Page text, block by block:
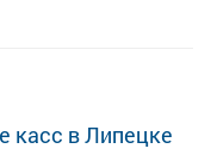
касс в Липецке